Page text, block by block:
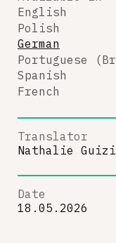
English
Polish
German
Portuguese
Spanish
French
Translator
Nathalie
Date
18.05.2026